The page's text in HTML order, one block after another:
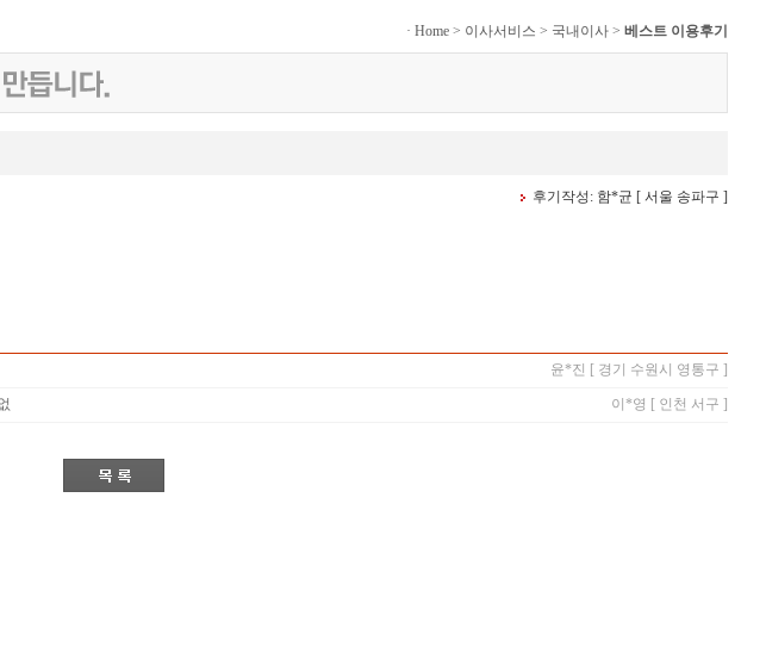
· Home > 이사서비스 > 국내이사 > 베스트 이용후기
후기작성: 함*균 [ 서울 송파구 ]
윤*진 [ 경기 수원시 영통구 ]
이*영 [ 인천 서구 ]